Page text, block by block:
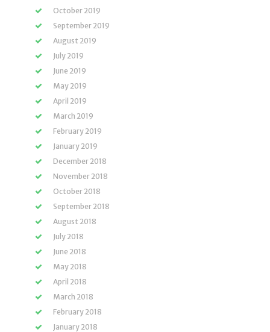
October 2019
September 2019
August 2019
July 2019
June 2019
May 2019
April 2019
March 2019
February 2019
January 2019
December 2018
November 2018
October 2018
September 2018
August 2018
July 2018
June 2018
May 2018
April 2018
March 2018
February 2018
January 2018